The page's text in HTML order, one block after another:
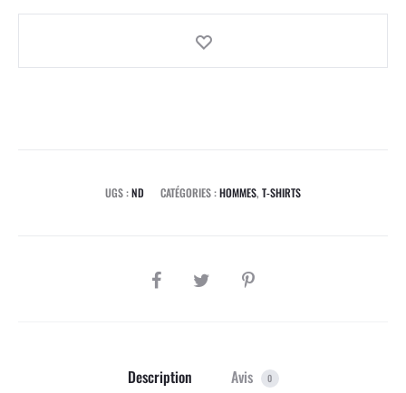
UGS :ND CATÉGORIES :HOMMES, T-SHIRTS
PARTAGER
Description Avis 0